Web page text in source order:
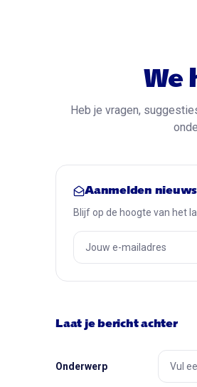
We
Heb je vragen,
Aanmelden
Blijf op de hoogte van het
Laat je bericht achter
Onderwerp